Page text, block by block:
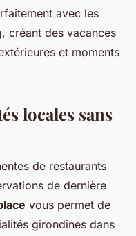
avec les
créant des vacances
et moments
locales sans
de restaurants
de dernière
vous permet de
girondines dans